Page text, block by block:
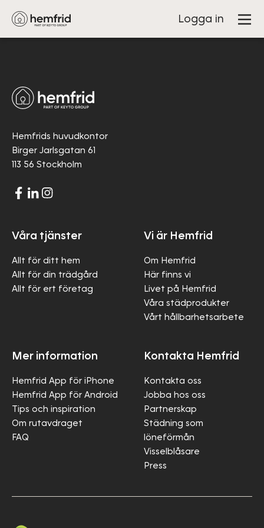
Logga in
Hemfrids huvudkontor
Birger Jarlsgatan 61
113 56 Stockholm
Våra tjänster
Allt för ditt hem
Allt för din trädgård
Allt för ert företag
Vi är Hemfrid
Om Hemfrid
Här finns vi
Livet på Hemfrid
Våra städprodukter
Vårt hållbarhetsarbete
Mer information
Hemfrid App för iPhone
Hemfrid App för Android
Tips och inspiration
Om rutavdraget
FAQ
Kontakta Hemfrid
Kontakta oss
Jobba hos oss
Partnerskap
Städning som
löneförmån
Visselblåsare
Press